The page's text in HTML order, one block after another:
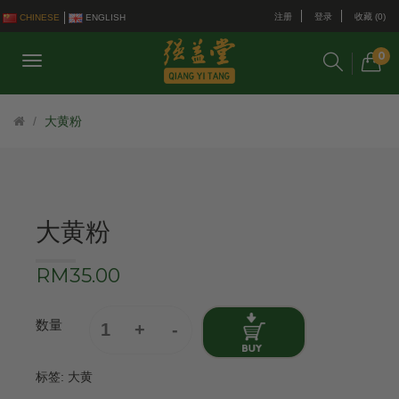
CHINESE ENGLISH 注册 登录 收藏 (0)
0
大黄粉
大黄粉
RM35.00
数量
标签: 大黄